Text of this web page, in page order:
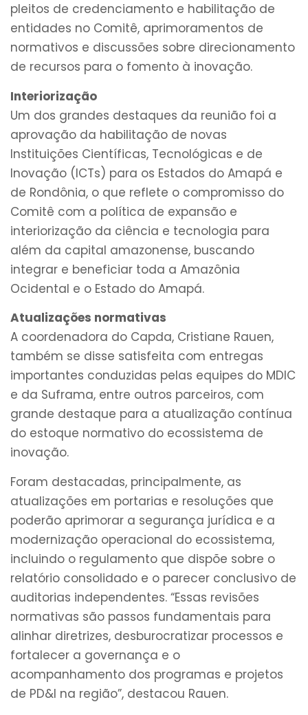
pleitos de credenciamento e habilitação de
entidades no Comitê, aprimoramentos de
normativos e discussões sobre direcionamento
de recursos para o fomento à inovação.
Interiorização
Um dos grandes destaques da reunião foi a
aprovação da habilitação de novas
Instituições Científicas, Tecnológicas e de
Inovação (ICTs) para os Estados do Amapá e
de Rondônia, o que reflete o compromisso do
Comitê com a política de expansão e
interiorização da ciência e tecnologia para
além da capital amazonense, buscando
integrar e beneficiar toda a Amazônia
Ocidental e o Estado do Amapá.
Atualizações normativas
A coordenadora do Capda, Cristiane Rauen,
também se disse satisfeita com entregas
importantes conduzidas pelas equipes do MDIC
e da Suframa, entre outros parceiros, com
grande destaque para a atualização contínua
do estoque normativo do ecossistema de
inovação.
Foram destacadas, principalmente, as
atualizações em portarias e resoluções que
poderão aprimorar a segurança jurídica e a
modernização operacional do ecossistema,
incluindo o regulamento que dispõe sobre o
relatório consolidado e o parecer conclusivo de
auditorias independentes. “Essas revisões
normativas são passos fundamentais para
alinhar diretrizes, desburocratizar processos e
fortalecer a governança e o
acompanhamento dos programas e projetos
de PD&I na região”, destacou Rauen.